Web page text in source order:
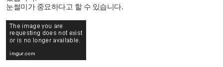
눈썰미가 중요하다고 할 수 있습니다.